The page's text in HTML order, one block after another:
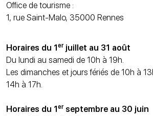
Office de tourisme :
1, rue Saint-Malo, 35000 Rennes
Horaires du 1erjuillet au 31 août
Du lundi au samedi de 10h à 19h.
Les dimanches et jours fériés de 10h à
14h à 17h.
Horaires du 1erseptembre au 30 juin